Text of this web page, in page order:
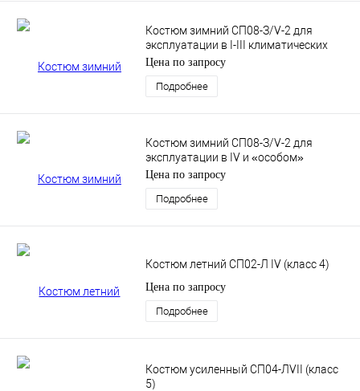
Костюм зимний СП08-З/V-2 для
эксплуатации в I-III климатических
поясах. (класс 7)
Цена по запросу
Подробнее
Костюм зимний СП08-З/V-2 для
эксплуатации в IV и «особом»
климатических поясах. (класс 7)
Цена по запросу
Подробнее
Костюм летний СП02-Л IV (класс 4)
Цена по запросу
Подробнее
Костюм усиленный CП04-ЛVII (класс
5)